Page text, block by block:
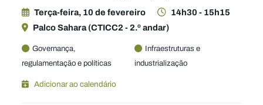
Terça-feira, 10 de fevereiro
14h30 - 15h15
Palco Sahara (CTICC2 - 2.º andar)
Governança,
regulamentação e políticas
Infraestruturas e
industrialização
Adicionar ao calendário